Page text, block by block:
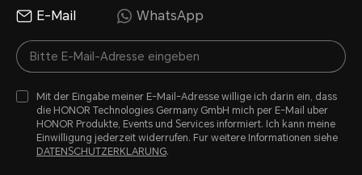
Ladecase: ca. 110 Minuten
Die Daten stammen aus den
Tatsächliche Ladezeiten können
Nutzung variieren.
E-Mail WhatsApp
Mit der Eingabe meiner E-Mail-Adresse willige ich darin ein, dass
die HONOR Technologies Germany GmbH mich per E-Mail uber
HONOR Produkte, Events und Services informiert. Ich kann meine
Einwilligung jederzeit widerrufen. Fur weitere Informationen siehe
DATENSCHUTZERKLARUNG.